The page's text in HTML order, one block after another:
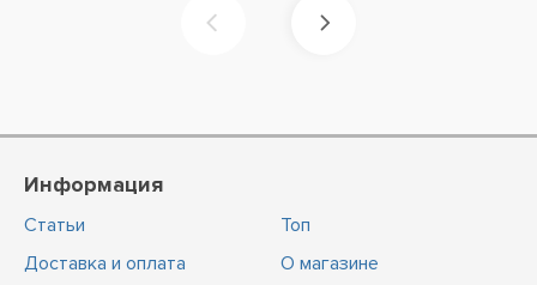
Информация
Статьи
Доставка и оплата
Топ
О магазине